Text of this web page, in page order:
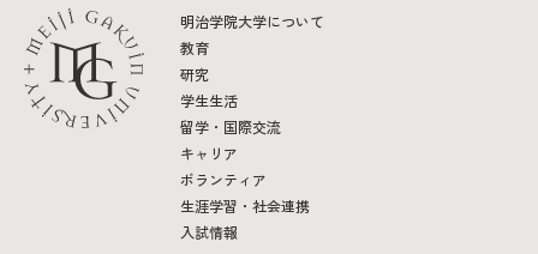
明治学院大学について
教育
研究
学生生活
留学・国際交流
キャリア
ボランティア
生涯学習・社会連携
入試情報